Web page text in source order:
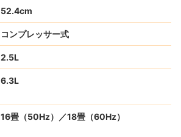
52.4cm
コンプレッサー式
2.5L
6.3L
16畳（50Hz）／18畳（60Hz）